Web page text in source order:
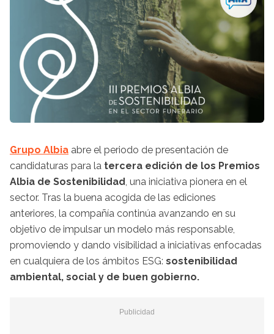
Grupo Albia abre el periodo de presentación de
candidaturas para la tercera edición de los Premios
Albia de Sostenibilidad, una iniciativa pionera en el
sector. Tras la buena acogida de las ediciones
anteriores, la compañía continúa avanzando en su
objetivo de impulsar un modelo más responsable,
promoviendo y dando visibilidad a iniciativas enfocadas
en cualquiera de los ámbitos ESG: sostenibilidad
ambiental, social y de buen gobierno.